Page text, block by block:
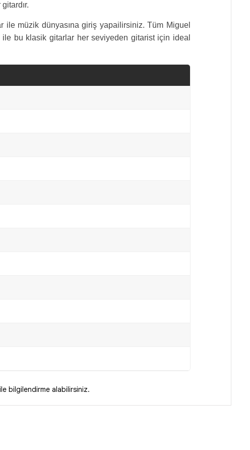
müzik dünyasına giriş yapailirsiniz. Tüm Miguel
bu klasik gitarlar her seviyeden gitarist için ideal
bilgilendirme alabilirsiniz.